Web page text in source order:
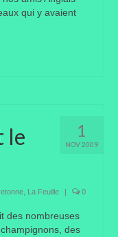
qui y avaient
1
NOV 2009
le
La Feuille | 0
des nombreuses
des